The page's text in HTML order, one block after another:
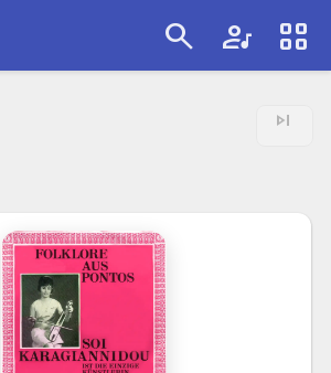
search artist view_cozy
skip_next